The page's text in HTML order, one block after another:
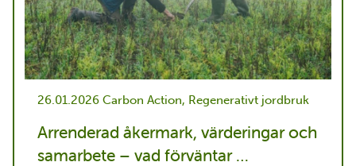
26.01.2026 Carbon Action, Regenerativt jordbruk
Arrenderad åkermark, värderingar och
samarbete – vad förväntar …